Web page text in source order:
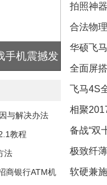
手机震撼发
与解决办法
教程
法
商银行ATM机
女王节！
拍照神
撩取芳心
合法物
你吃鸡
华硕飞
撩动市场
全面屏
飞马4S
面屏
相聚
赞“年度
备战“双
欢节
极致纤
娱乐体验
软硬兼